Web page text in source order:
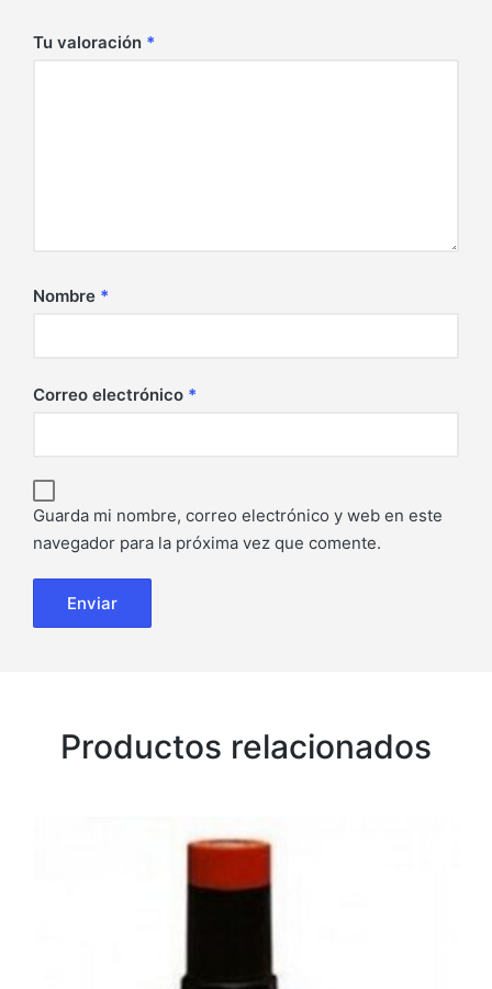
Tu valoración *
Nombre *
Correo electrónico *
Guarda mi nombre, correo electrónico y web en este
navegador para la próxima vez que comente.
Productos relacionados